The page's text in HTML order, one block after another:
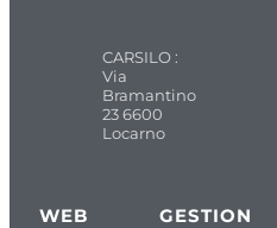
CARSILO :
Via
Bramantino
23 6600
Locarno
WEB GESTION